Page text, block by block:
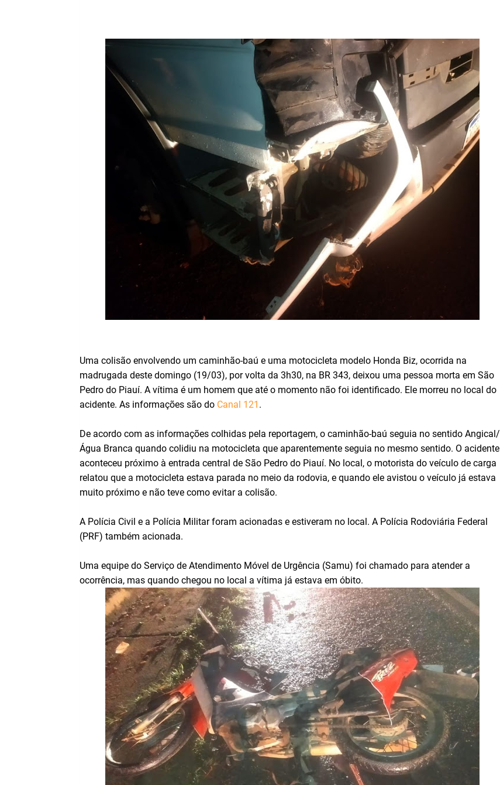
Uma colisão envolvendo um caminhão-baú e uma motocicleta modelo Honda Biz, ocorrida na
madrugada deste domingo (19/03), por volta da 3h30, na BR 343, deixou uma pessoa morta em São
Pedro do Piauí. A vítima é um homem que até o momento não foi identificado. Ele morreu no local do
acidente. As informações são do Canal 121 .
De acordo com as informações colhidas pela reportagem, o caminhão-baú seguia no sentido Angical/
Água Branca quando colidiu na motocicleta que aparentemente seguia no mesmo sentido. O acidente
aconteceu próximo à entrada central de São Pedro do Piauí. No local, o motorista do veículo de carga
relatou que a motocicleta estava parada no meio da rodovia, e quando ele avistou o veículo já estava
muito próximo e não teve como evitar a colisão.
A Polícia Civil e a Polícia Militar foram acionadas e estiveram no local. A Polícia Rodoviária Federal
(PRF) também acionada.
Uma equipe do Serviço de Atendimento Móvel de Urgência (Samu) foi chamado para atender a
ocorrência, mas quando chegou no local a vítima já estava em óbito.